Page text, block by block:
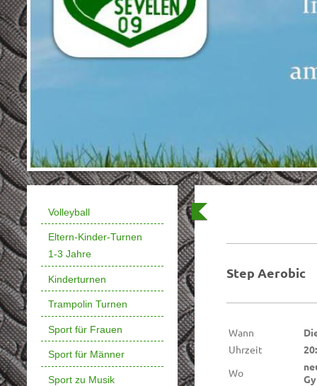
Step Aerobic
Wann
Uhrzeit
Wo
Volleyball
Eltern-Kinder-Turnen
1-3 Jahre
Kinderturnen
Trampolin Turnen
Sport für Frauen
Sport für Männer
Sport zu Musik